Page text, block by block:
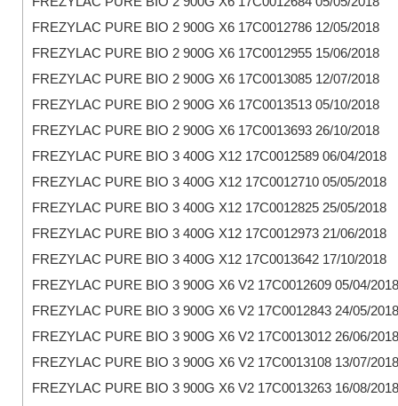
FREZYLAC PURE BIO 2 900G X6 17C0012786 12/05/2018
FREZYLAC PURE BIO 2 900G X6 17C0012955 15/06/2018
FREZYLAC PURE BIO 2 900G X6 17C0013085 12/07/2018
FREZYLAC PURE BIO 2 900G X6 17C0013513 05/10/2018
FREZYLAC PURE BIO 2 900G X6 17C0013693 26/10/2018
FREZYLAC PURE BIO 3 400G X12 17C0012589 06/04/2018
FREZYLAC PURE BIO 3 400G X12 17C0012710 05/05/2018
FREZYLAC PURE BIO 3 400G X12 17C0012825 25/05/2018
FREZYLAC PURE BIO 3 400G X12 17C0012973 21/06/2018
FREZYLAC PURE BIO 3 400G X12 17C0013642 17/10/2018
FREZYLAC PURE BIO 3 900G X6 V2 17C0012609 05/04/2018
FREZYLAC PURE BIO 3 900G X6 V2 17C0012843 24/05/2018
FREZYLAC PURE BIO 3 900G X6 V2 17C0013012 26/06/2018
FREZYLAC PURE BIO 3 900G X6 V2 17C0013108 13/07/2018
FREZYLAC PURE BIO 3 900G X6 V2 17C0013263 16/08/2018